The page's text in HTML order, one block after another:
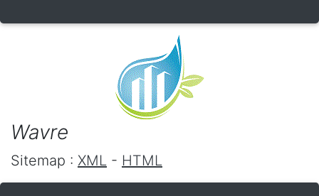
Wavre
Sitemap : XML - HTML